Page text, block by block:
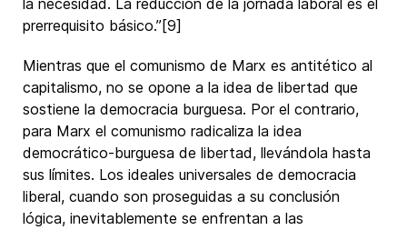
la necesidad. La reducción de la jornada laboral es el
prerrequisito básico.”[9]
Mientras que el comunismo de Marx es antitético al
capitalismo, no se opone a la idea de libertad que
sostiene la democracia burguesa. Por el contrario,
para Marx el comunismo radicaliza la idea
democrático-burguesa de libertad, llevándola hasta
sus límites. Los ideales universales de democracia
liberal, cuando son proseguidas a su conclusión
lógica, inevitablemente se enfrentan a las